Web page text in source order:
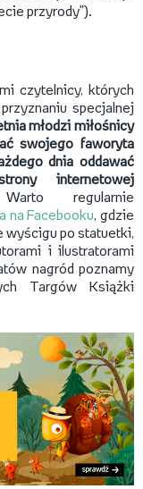
przyrody”).
czytelnicy, których
specjalnej
młodzi miłośnicy
swojego faworyta
dnia oddawać
internetowej
regularnie
na Facebooku, gdzie
wyścigu po statuetki,
i ilustratorami
nagród poznamy
Targów Książki